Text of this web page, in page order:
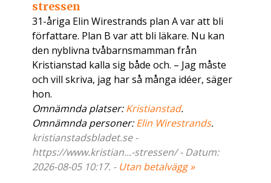
stressen
31-åriga Elin Wirestrands plan A var att bli
författare. Plan B var att bli läkare. Nu kan
den nyblivna tvåbarnsmamman från
Kristianstad kalla sig både och. – Jag måste
och vill skriva, jag har så många idéer, säger
hon.
Omnämnda platser:Kristianstad.
Omnämnda personer:Elin Wirestrands.
kristianstadsbladet.se -
https://www.kristian...-stressen/ - Datum:
2026-08-05 10:17. - Utan betalvägg »